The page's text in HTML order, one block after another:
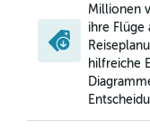
Millionen
ihre Flüge
hilfreiche